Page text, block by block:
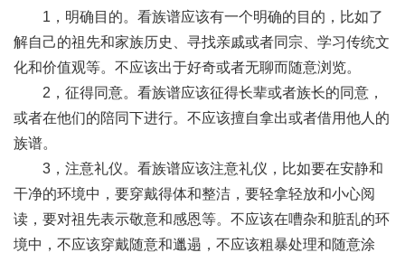
1，明确目的。看族谱应该有一个明确的目的，比如了
解自己的祖先和家族历史、寻找亲戚或者同宗、学习传统文
化和价值观等。不应该出于好奇或者无聊而随意浏览。
2，征得同意。看族谱应该征得长辈或者族长的同意，
或者在他们的陪同下进行。不应该擅自拿出或者借用他人的
族谱。
3，注意礼仪。看族谱应该注意礼仪，比如要在安静和
干净的环境中，要穿戴得体和整洁，要轻拿轻放和小心阅
读，要对祖先表示敬意和感恩等。不应该在嘈杂和脏乱的环
境中，不应该穿戴随意和邋遢，不应该粗暴处理和随意涂